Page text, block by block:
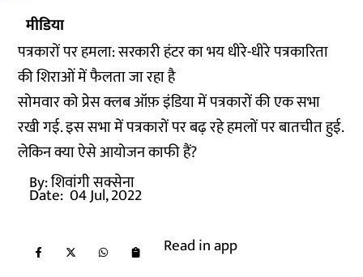
मीडिया
पत्रकारों पर हमला: सरकारी हंटर का भय धीरे-धीरे पत्रकारिता
की शिराओं में फैलता जा रहा है
सोमवार को प्रेस क्लब ऑफ़ इंडिया में पत्रकारों की एक सभा
रखी गई. इस सभा में पत्रकारों पर बढ़ रहे हमलों पर बातचीत हुई.
लेकिन क्या ऐसे आयोजन काफी हैं?
By:शिवांगी सक्सेना
Date: 04 Jul, 2022
Read in app